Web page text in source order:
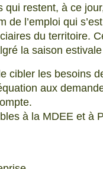
qui restent, à ce
de l’emploi qui
du territoire.
la saison
cibler les besoins
aux
à la MDEE et à